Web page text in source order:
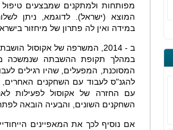
מפותחות ולמתקנים שמבצעים
המוצא (ישראל). לדוגמא, ניתן
במידה ואין לה פתרון של מיחזור
ב - 2014, המשרפה של אקוסול
במהלך תקופת ההשבתה שנמשכה
המסוכנת, המפעלים, שהיו רגילים
להגנ"ס לעבוד עם השחקנים האחרים,
עם החזרה של אקוסול לפעילות
השחקנים השונים, והבעיה הובאה
אם נוסיף לכך את המאפיינים